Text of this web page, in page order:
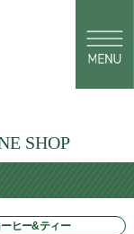
SHOP
ーヒー&ティー